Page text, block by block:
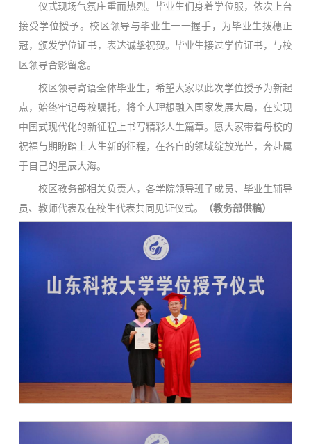
仪式现场气氛庄重而热烈。毕业生们身着学位服，依次上台
接受学位授予。校区领导与毕业生一一握手，为毕业生拨穗正
冠，颁发学位证书，表达诚挚祝贺。毕业生接过学位证书，与校
区领导合影留念。
校区领导寄语全体毕业生，希望大家以此次学位授予为新起
点，始终牢记母校嘱托，将个人理想融入国家发展大局，在实现
中国式现代化的新征程上书写精彩人生篇章。愿大家带着母校的
祝福与期盼踏上人生新的征程，在各自的领域绽放光芒，奔赴属
于自己的星辰大海。
校区教务部相关负责人，各学院领导班子成员、毕业生辅导
员、教师代表及在校生代表共同见证仪式。
（教务部供稿）